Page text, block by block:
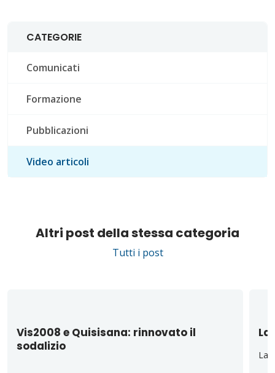
CATEGORIE
Comunicati
Formazione
Pubblicazioni
Video articoli
Altri post della stessa categoria
Tutti i post
Vis2008 e Quisisana: rinnovato il
sodalizio
La